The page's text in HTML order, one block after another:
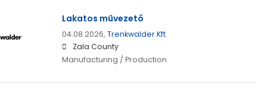
Lakatos művezető
04.08.2026, Trenkwalder Kft
Zala County
Manufacturing / Production